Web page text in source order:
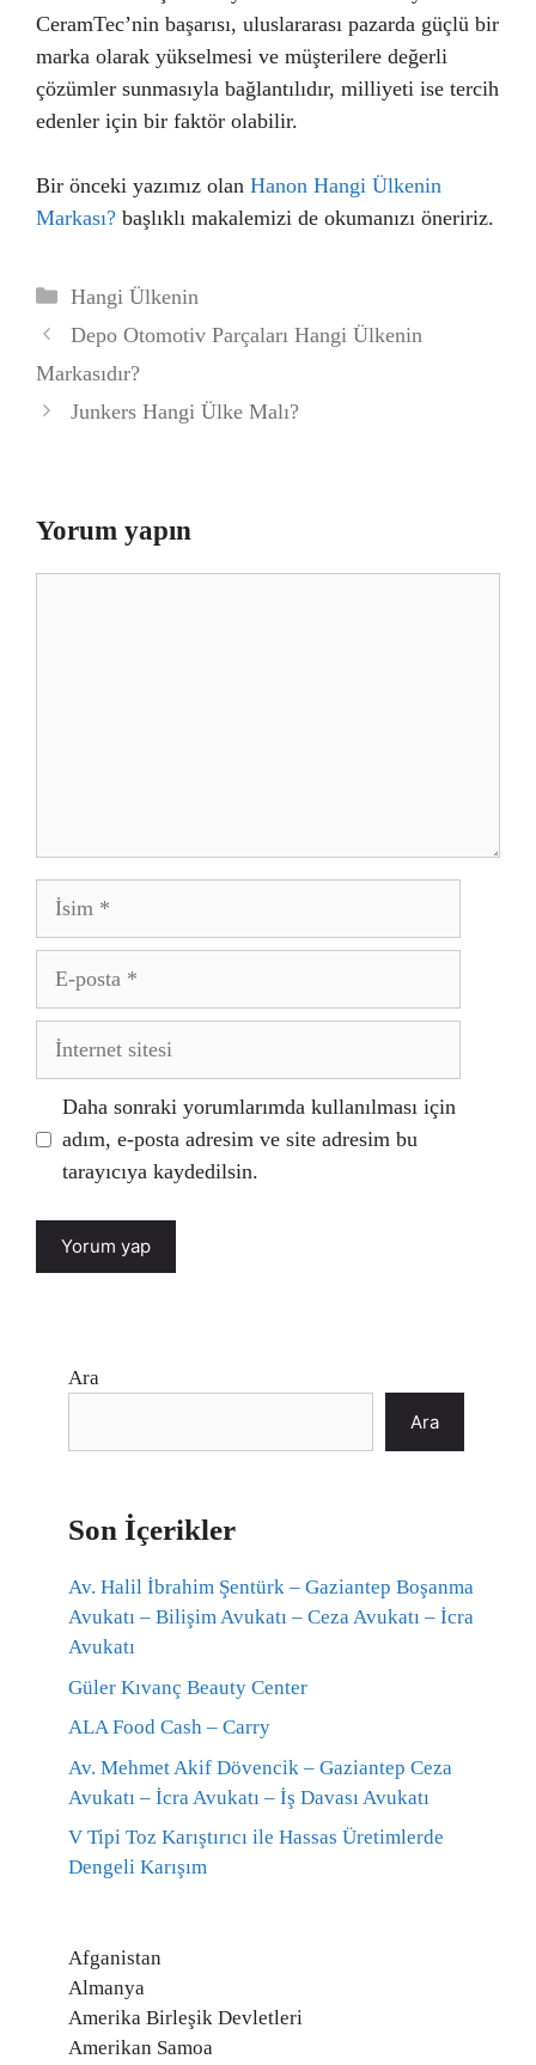
CeramTec’nin başarısı, uluslararası pazarda güçlü bir
marka olarak yükselmesi ve müşterilere değerli
çözümler sunmasıyla bağlantılıdır, milliyeti ise tercih
edenler için bir faktör olabilir.
Bir önceki yazımız olan Hanon Hangi Ülkenin
Markası? başlıklı makalemizi de okumanızı öneririz.
Kategoriler
Hangi Ülkenin
Depo Otomotiv Parçaları Hangi Ülkenin
Markasıdır?
Junkers Hangi Ülke Malı?
Yorum yapın
İsim
posta
İnternet
Daha sonraki yorumlarımda kullanılması için
adım, e-posta adresim ve site adresim bu
tarayıcıya kaydedilsin.
Ara
Ara
Son İçerikler
Av. Halil İbrahim Şentürk – Gaziantep Boşanma
Avukatı – Bilişim Avukatı – Ceza Avukatı – İcra
Avukatı
Güler Kıvanç Beauty Center
ALA Food Cash – Carry
Av. Mehmet Akif Dövencik – Gaziantep Ceza
Avukatı – İcra Avukatı – İş Davası Avukatı
V Tipi Toz Karıştırıcı ile Hassas Üretimlerde
Dengeli Karışım
Afganistan
Almanya
Amerika Birleşik Devletleri
Amerikan Samoa